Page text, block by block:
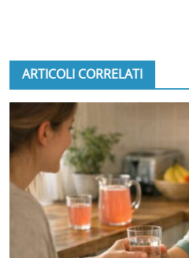
ARTICOLI CORRELATI